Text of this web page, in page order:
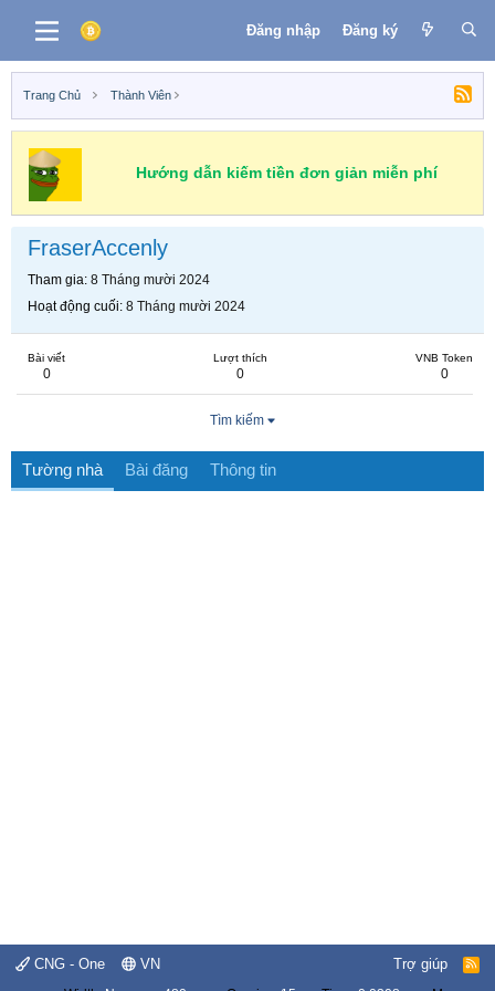
Đăng nhập Đăng ký
Trang Chủ Thành Viên
Hướng dẫn kiếm tiền đơn giản miễn phí
FraserAccenly
Tham gia 8 Tháng mười 2024
Hoạt động cuối 8 Tháng mười 2024
Bài viết
0
Lượt thích
0
VNB Token
0
Tìm kiếm
Tường nhà Bài đăng Thông tin
CNG - One VN Trợ giúp
R